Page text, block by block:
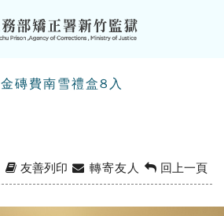
金磚費南雪禮盒8入
友善列印 轉寄友人 回上一頁